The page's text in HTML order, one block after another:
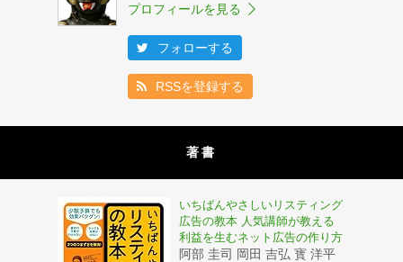
プロフィールを見る
フォローする
RSSを登録する
著書
いちばんやさしいリスティング
広告の教本 人気講師が教える
利益を生むネット広告の作り方
阿部 圭司 岡田 吉弘 寳 洋平